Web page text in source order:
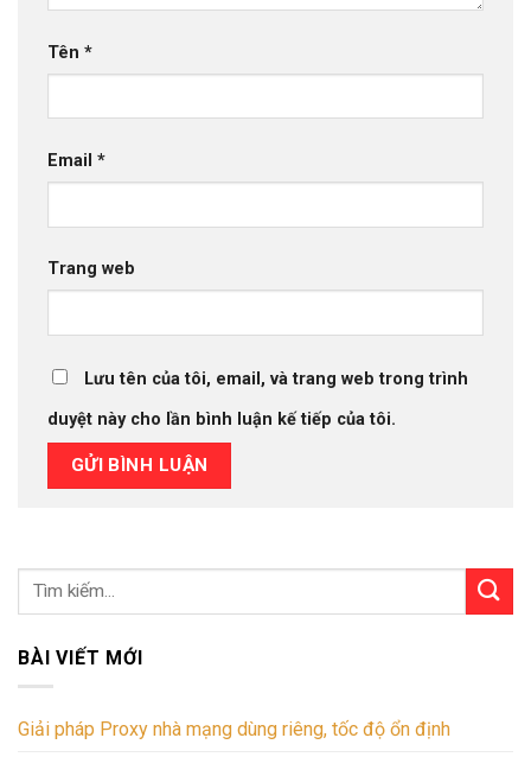
Tên *
Email *
Trang web
Lưu tên của tôi, email, và trang web trong trình
duyệt này cho lần bình luận kế tiếp của tôi.
BÀI VIẾT MỚI
Giải pháp Proxy nhà mạng dùng riêng, tốc độ ổn định